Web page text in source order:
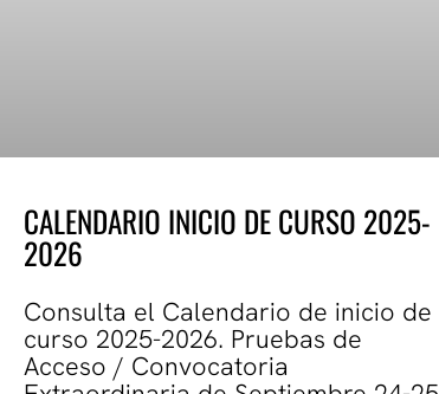
CALENDARIO INICIO DE CURSO 2025-
2026
Consulta el Calendario de inicio de
curso 2025-2026. Pruebas de
Acceso / Convocatoria